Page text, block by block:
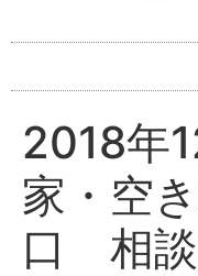
2018年
家・空
口 相